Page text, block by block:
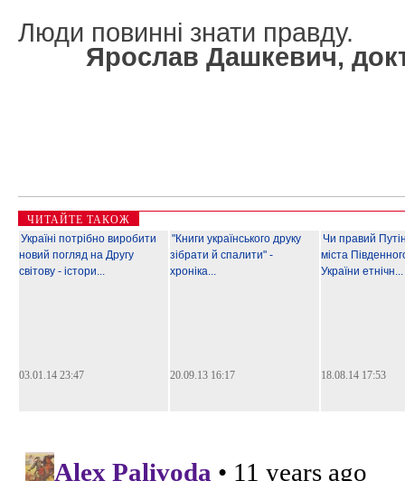
Люди повинні знати правду.
Ярослав Дашкевич,
ЧИТАЙТЕ ТАКОЖ
Україні потрібно виробити
новий погляд на Другу
світову - істори...
03.01.14 23:47
"Книги українського друку
зібрати й спалити" -
хроніка...
20.09.13 16:17
Чи правий
міста
України етнічн...
18.08.14 17:53